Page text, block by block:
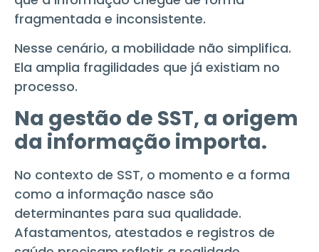
fragmentada e inconsistente.
Nesse cenário, a mobilidade não simplifica.
Ela amplia fragilidades que já existiam no
processo.
Na gestão de SST, a origem
da informação importa.
No contexto de SST, o momento e a forma
como a informação nasce são
determinantes para sua qualidade.
Afastamentos, atestados e registros de